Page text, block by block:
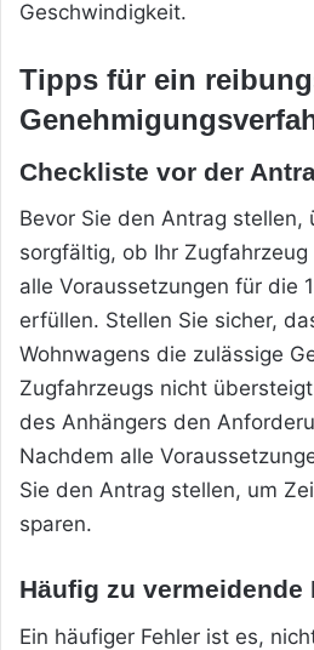
Geschwindigkeit.
Tipps für ein
Checkliste vor der
Bevor Sie den Antrag stellen,
sorgfältig, ob Ihr
alle Voraussetzungen für die
erfüllen. Stellen Sie sicher,
Wohnwagens die zulässige
Zugfahrzeugs nicht
des Anhängers den
Nachdem alle
Sie den Antrag stellen, um
sparen.
Häufig zu vermeidende
Ein häufiger Fehler ist es,